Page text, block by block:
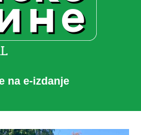
na e-izdanje